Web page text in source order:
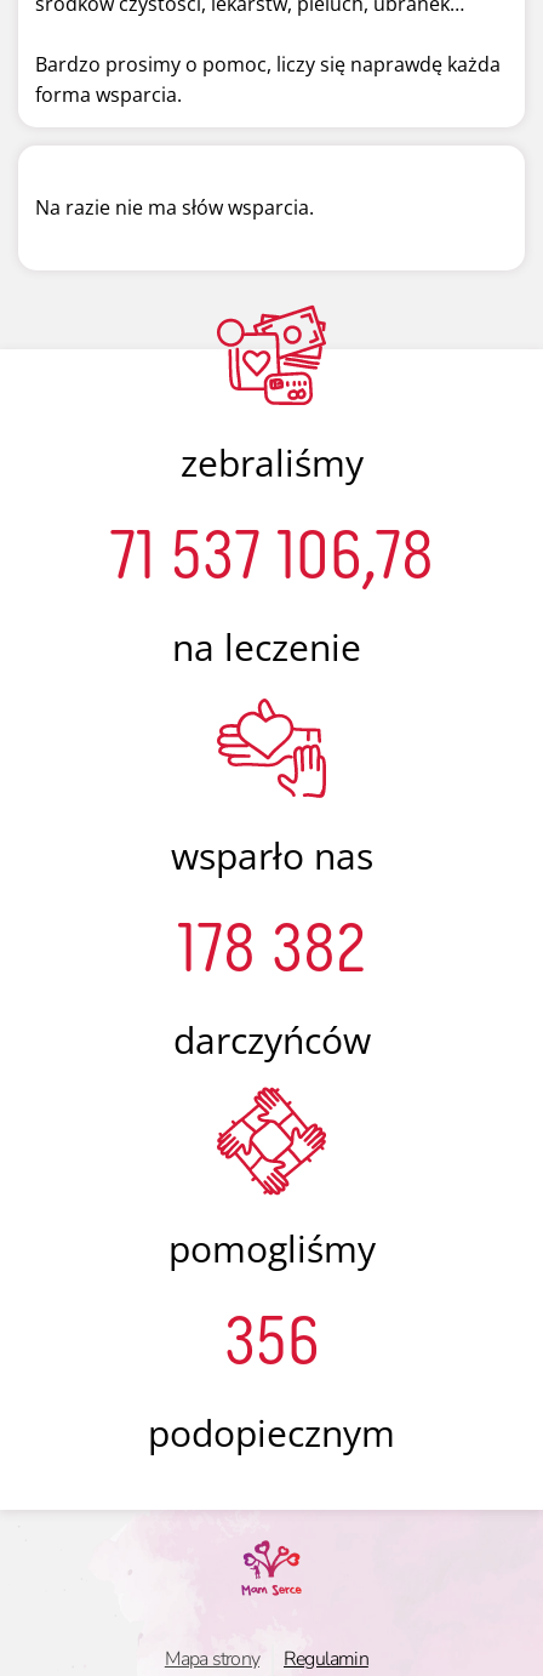
Bardzo prosimy o pomoc, liczy się naprawdę każda
forma wsparcia.
Na razie nie ma słów wsparcia.
zebraliśmy
71 537 106,78
na leczenie
wsparło nas
178 382
darczyńców
pomogliśmy
356
podopiecznym
Mapa strony Regulamin